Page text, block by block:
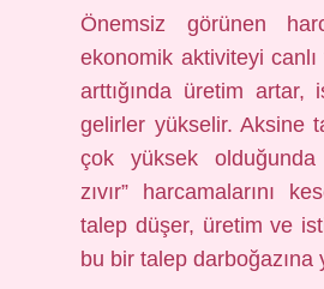
Önemsiz görünen
ekonomik aktiviteyi
arttığında üretim artar,
gelirler yükselir. Aksine
çok yüksek olduğunda
zıvır” harcamalarını
talep düşer, üretim ve
bu bir talep darboğazına